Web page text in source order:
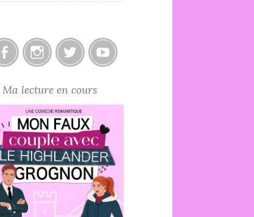
Ma lecture en cours